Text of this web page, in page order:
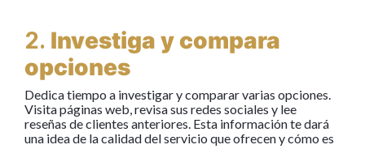
2. Investiga y compara
opciones
Dedica tiempo a investigar y comparar varias opciones.
Visita páginas web, revisa sus redes sociales y lee
reseñas de clientes anteriores. Esta información te dará
una idea de la calidad del servicio que ofrecen y cómo es